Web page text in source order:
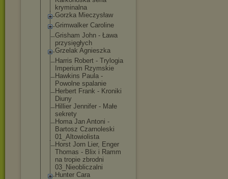
kryminalna
Gorzka Mieczysław
Grimwalker Caroline
Grisham John - Ława
przysięgłych
Grzelak Agnieszka
Harris Robert - Trylogia
Imperium Rzymskie
Hawkins Paula -
Powolne spalanie
Herbert Frank - Kroniki
Diuny
Hillier Jennifer - Małe
sekrety
Homa Jan Antoni -
Bartosz Czarnoleski
01_Altowiolista
Horst Jorn Lier, Enger
Thomas - Blix i Ramm
na tropie zbrodni
03_Nieobliczal ni
Hunter Cara